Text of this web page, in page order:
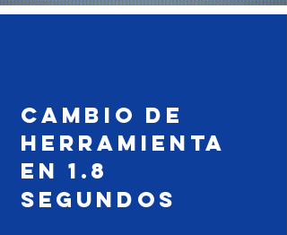
Cambio de
Herramienta
en 1.8
segundos